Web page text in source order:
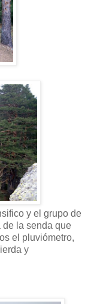
y el grupo de
de la senda que
el pluviómetro,
y